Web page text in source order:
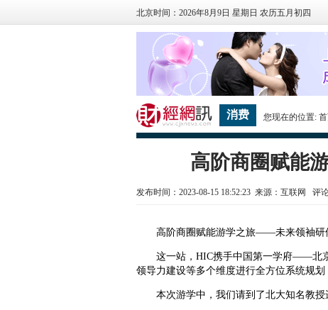
北京时间：2026年8月9日 星期日 农历五月初四
消费 您现在的位置:
高阶商圈赋能
发布时间：2023-08-15 18:52:23 来源：互联网 评论
高阶商圈赋能游学之旅——未来领袖研修
这一站，HIC携手中国第一学府——北
领导力建设等多个维度进行全方位系统规
本次游学中，我们请到了北大知名教